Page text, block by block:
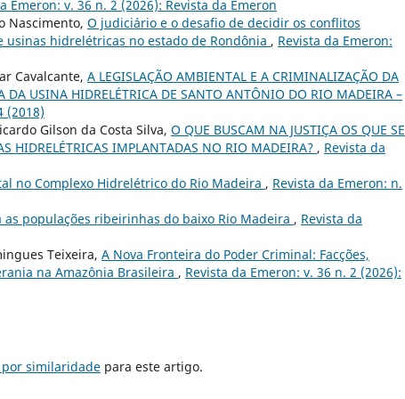
Emeron: v. 36 n. 2 (2026): Revista da Emeron
Nascimento, O judiciário e o desafio de decidir os conflitos
hidrelétricas no estado de Rondônia , Revista da Emeron:
Cavalcante, A LEGISLAÇÃO AMBIENTAL E A CRIMINALIZAÇÃO DA
DA USINA HIDRELÉTRICA DE SANTO ANTÔNIO DO RIO MADEIRA –
(2018)
Gilson da Costa Silva, O QUE BUSCAM NA JUSTIÇA OS QUE SE
HIDRELÉTRICAS IMPLANTADAS NO RIO MADEIRA? , Revista da
no Complexo Hidrelétrico do Rio Madeira , Revista da Emeron: n.
as populações ribeirinhas do baixo Rio Madeira , Revista da
Teixeira, A Nova Fronteira do Poder Criminal: Facções,
na Amazônia Brasileira , Revista da Emeron: v. 36 n. 2 (2026):
similaridade para este artigo.